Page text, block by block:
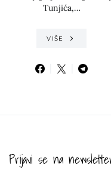
Tunjića,…
VIŠE
Prijavi se na